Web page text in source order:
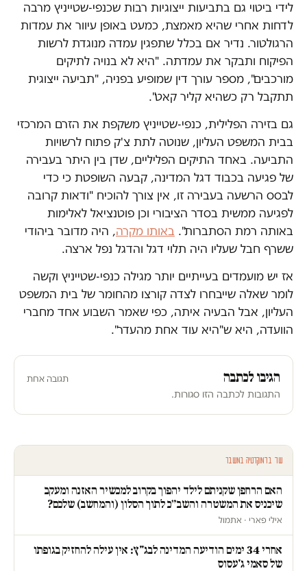
לידי ביטוי גם בתביעות ייצוגיות רבות שכנפי-שטייניץ מרבה
לדחות אחרי שהיא מאמצת, כמעט באופן עיוור את עמדות
הרגולטור. נדיר אם בכלל שתפגין עמדה מנוגדת לרשות
הפיקוח ותבקר את עמדתה. "היא לא בנויה לתיקים
מורכבים", מספר עורך דין שמופיע בפניה, "תביעה ייצוגית
תתקבל רק כשהיא קליר קאט".
גם בזירה הפלילית, כנפי-שטייניץ משקפת את הזרם המרכזי
בבית המשפט העליון, שנוטה לתת צ'ק פתוח לרשויות
התביעה. באחד התיקים הפליליים, שדן בין היתר בעבירה
של פגיעה בכבוד דגל המדינה, קבעה השופטת כי כדי
לבסס הרשעה בעבירה זו, אין צורך להוכיח "ודאות קרובה
לפגיעה ממשית בסדר הציבורי וכן פוטנציאל לאלימות
באותה רמת הסתברות". באותו מקרה, היה מדובר ביהודי
ששרף חבל שעליו היה תלוי דגל והדגל נפל ארצה.
אז יש מועמדים בעייתיים יותר מגילה כנפי-שטייניץ וקשה
לומר שאלה שייבחרו לצדה קורצו מהחומר של בית המשפט
העליון, אבל הבעיה איתה, כפי שאמר השבוע אחד מחברי
הוועדה, היא ש"היא עוד אחת מהעדר".
הגיבו לכתבה תגובה אחת
התגובות לכתבה הזו סגורות.
עוד בדמוקרטיה במשבר
האם הרחפן שקניתם לילד יהפוך בקרוב למכשיר האזנה ומעקב
שיכניס את המשטרה והשב״כ לתוך הסלון (והמחשב) שלכם?
אילי פארי · אתמול
אחרי 34 ימים הודיעה המדינה לבג"ץ: אין עילה להחזיק בגופתו
של סאמי ג'עסוס